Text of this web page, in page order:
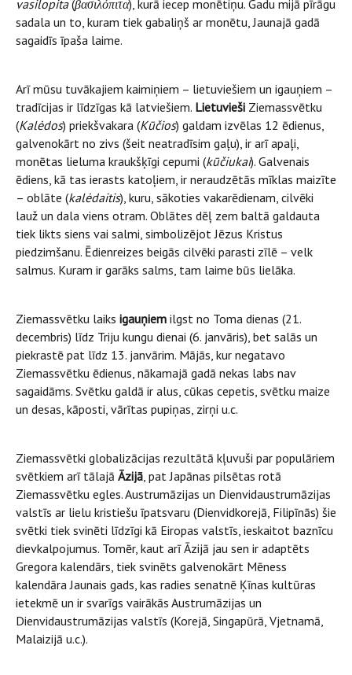
vasilopita(βασιλόπιτα), kurā iecep monētiņu. Gadu mijā pīrāgu
sadala un to, kuram tiek gabaliņš ar monētu, Jaunajā gadā
sagaidīs īpaša laime.
Arī mūsu tuvākajiem kaimiņiem – lietuviešiem un igauņiem –
tradīcijas ir līdzīgas kā latviešiem. Lietuvieši Ziemassvētku
(Kalėdos) priekšvakara (Kūčios) galdam izvēlas 12 ēdienus,
galvenokārt no zivs (šeit neatradīsim gaļu), ir arī apaļi,
monētas lieluma kraukšķīgi cepumi (kūčiukai). Galvenais
ēdiens, kā tas ierasts katoļiem, ir neraudzētās mīklas maizīte
– oblāte (kalėdaitis), kuru, sākoties vakarēdienam, cilvēki
lauž un dala viens otram. Oblātes dēļ zem baltā galdauta
tiek likts siens vai salmi, simbolizējot Jēzus Kristus
piedzimšanu. Ēdienreizes beigās cilvēki parasti zīlē – velk
salmus. Kuram ir garāks salms, tam laime būs lielāka.
Ziemassvētku laiks igauņiem ilgst no Toma dienas (21.
decembris) līdz Triju kungu dienai (6. janvāris), bet salās un
piekrastē pat līdz 13. janvārim. Mājās, kur negatavo
Ziemassvētku ēdienus, nākamajā gadā nekas labs nav
sagaidāms. Svētku galdā ir alus, cūkas cepetis, svētku maize
un desas, kāposti, vārītas pupiņas, zirņi u.c.
Ziemassvētki globalizācijas rezultātā kļuvuši par populāriem
svētkiem arī tālajā Āzijā , pat Japānas pilsētas rotā
Ziemassvētku egles. Austrumāzijas un Dienvidaustrumāzijas
valstīs ar lielu kristiešu īpatsvaru (Dienvidkorejā, Filipīnās) šie
svētki tiek svinēti līdzīgi kā Eiropas valstīs, ieskaitot baznīcu
dievkalpojumus. Tomēr, kaut arī Āzijā jau sen ir adaptēts
Gregora kalendārs, tiek svinēts galvenokārt Mēness
kalendāra Jaunais gads, kas radies senatnē Ķīnas kultūras
ietekmē un ir svarīgs vairākās Austrumāzijas un
Dienvidaustrumāzijas valstīs (Korejā, Singapūrā, Vjetnamā,
Malaizijā u.c.).